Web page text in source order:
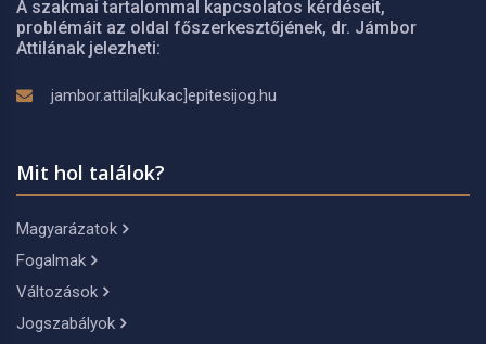
A szakmai tartalommal kapcsolatos kérdéseit,
problémáit az oldal főszerkesztőjének, dr. Jámbor
Attilának jelezheti:
jambor.attila[kukac]epitesijog.hu
Mit hol találok?
Magyarázatok
Fogalmak
Változások
Jogszabályok